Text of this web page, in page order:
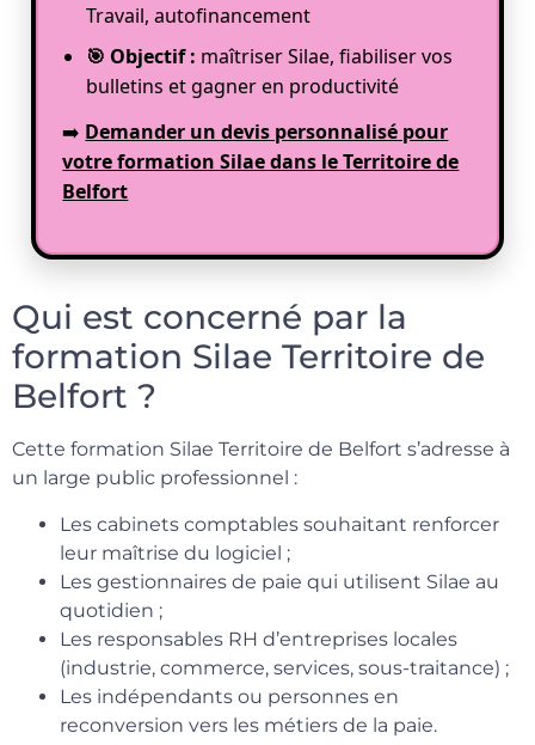
Travail, autofinancement
🎯 Objectif : maîtriser Silae, fiabiliser vos
bulletins et gagner en productivité
➡️ Demander un devis personnalisé pour
votre formation Silae dans le Territoire de
Belfort
Qui est concerné par la
formation Silae Territoire de
Belfort ?
Cette formation Silae Territoire de Belfort s’adresse à
un large public professionnel :
Les cabinets comptables souhaitant renforcer
leur maîtrise du logiciel ;
Les gestionnaires de paie qui utilisent Silae au
quotidien ;
Les responsables RH d’entreprises locales
(industrie, commerce, services, sous-traitance) ;
Les indépendants ou personnes en
reconversion vers les métiers de la paie.